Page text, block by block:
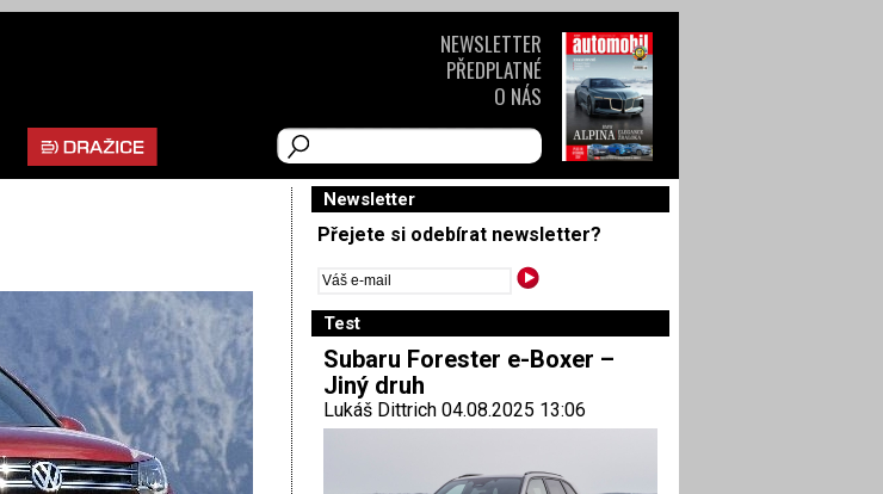
Newsletter
Přejete si odebírat newsletter?
Test
Subaru Forester e-Boxer –
Jiný druh
Lukáš Dittrich 04.08.2025 13:06
NEWSLETTER
PŘEDPLATNÉ
O NÁS